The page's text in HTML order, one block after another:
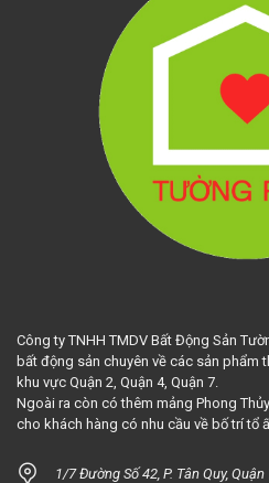
Công ty TNHH TMDV Bất Động Sản
bất động sản chuyên về các sản phẩm
khu vực Quận 2, Quận 4, Quận 7.
Ngoài ra còn có thêm mảng Phong
cho khách hàng có nhu cầu về bố trí tổ
1/7 Đường Số 42, P. Tân Quy,